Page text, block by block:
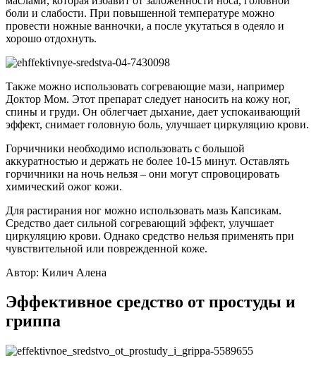
боли и слабости. При повышенной температуре можно
провести ножные ванночки, а после укутаться в одеяло и
хорошо отдохнуть.
Также можно использовать согревающие мази, например
Доктор Мом. Этот препарат следует наносить на кожу ног,
спины и груди. Он облегчает дыхание, дает успокаивающий
эффект, снимает головную боль, улучшает циркуляцию крови.
Горчичники необходимо использовать с большой
аккуратностью и держать не более 10-15 минут. Оставлять
горчичники на ночь нельзя – они могут спровоцировать
химический ожог кожи.
Для растирания ног можно использовать мазь Капсикам.
Средство дает сильной согревающий эффект, улучшает
циркуляцию крови. Однако средство нельзя применять при
чувствительной или поврежденной коже.
Автор: Килич Алена
Эффективное средство от простуды и
гриппа